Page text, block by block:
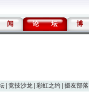
闻 论 坛 博
竞技沙龙 彩虹之约 摄友部落